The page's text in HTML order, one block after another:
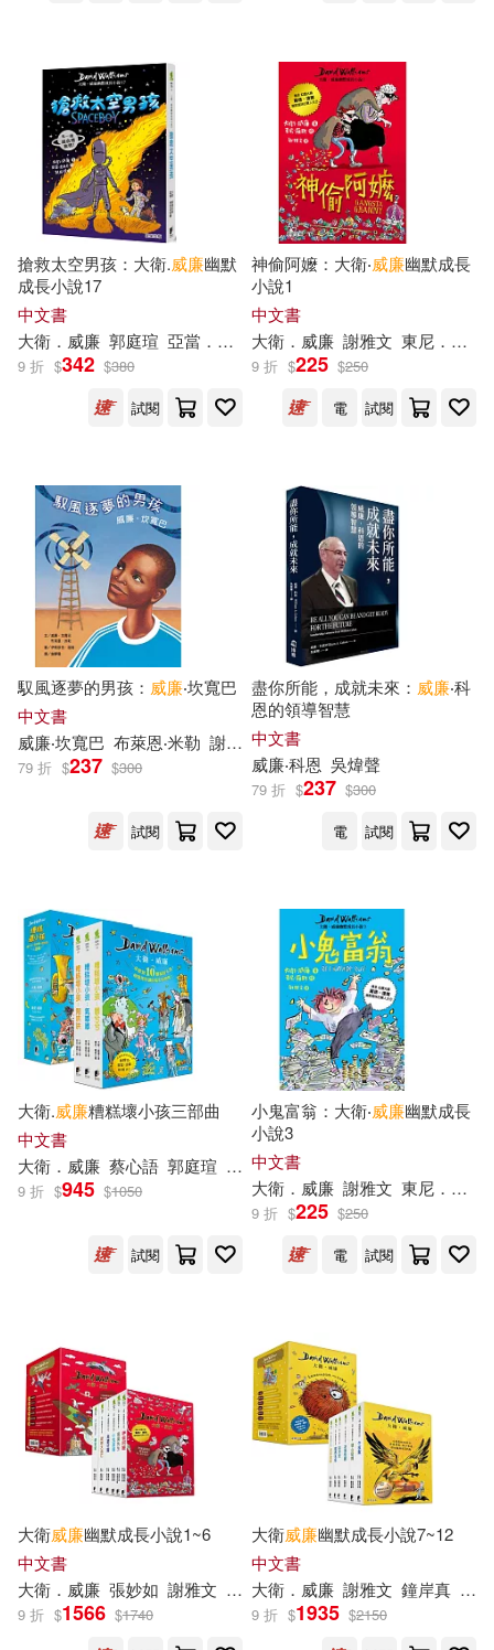
田畑由秋(14) 秋桜ヒロロ(14)
衛生專業技術資格考試研究專家組
衛生福利部疾病管制署(14)
鄧濤(14) （俄）克雷洛夫(14)
（美）貝蒂·史密斯(14)
（英）查爾斯·辛格，E.J.霍姆亞
德，A.R.霍爾，特雷弗·I.威廉斯
（主編）(14)
ENJOY美術創意編輯部(13)
Tony Ross (ILT)(13)
賴世雄(13)
赫伯特．喬治．威爾斯(13)
（奧）斯蒂芬·茨威格(13)
（德）赫爾曼·黑塞(13)
（美）彼得·德魯克(13)
（美）洛克菲勒(13)
（英國）威廉·薩默塞特·毛姆(13)
（英）柯南·道爾(13)
MACプラス(12)
上海交通大學出版社(68)
venus(67) 南海出版公司(67)
四川大學出版社(67)
新世界出版社(67)
ホビーストック(66)
北方婦女兒童出版社(66)
采實文化(66)
湖北教育出版社(65)
Capriccio(64)
中國政法大學出版社(64)
上海社會科學院出版社(63)
中國法制出版社(63)
中國畫報出版社(63)
長江文藝出版社(63)
光田(62)
Membran(61) 大牌出版(61)
中國建築工業出版社(60)
中國青年出版社(59)
晨光出版社(59)
浙江少年兒童出版社(59)
搶救太空男孩：大衛.威廉幽默
成長小說17
中文書
大衛． 威廉 郭庭瑄 亞當．史托瓦
9 折 $342 $380
試閱
神偷阿嬤：大衛‧威廉幽默成長
小說1
中文書
大衛． 威廉 謝雅文 東尼．羅斯
9 折 $225 $250
電
試閱
馭風逐夢的男孩： 威廉‧坎寬巴
中文書
威廉‧坎寬巴 布萊恩‧米勒 謝靜雯 伊莉莎白‧祖能（Elizabeth
79 折 $237 $300
試閱
盡你所能，成就未來： 威廉‧科
恩的領導智慧
中文書
威廉‧科恩 吳煒聲
79 折 $237 $300
電
試閱
大衛.威廉糟糕壞小孩三部曲
中文書
大衛． 威廉 蔡心語 郭庭瑄 東尼．羅斯
9 折 $945 $1050
試閱
小鬼富翁：大衛‧威廉幽默成長
小說3
中文書
大衛． 威廉 謝雅文 東尼．羅斯
9 折 $225 $250
電
試閱
大衛威廉幽默成長小說1~6
中文書
大衛． 威廉 張妙如 謝雅文 鍾岸真 昆丁．布雷克 東尼．羅斯
9 折 $1566 $1740
大衛威廉幽默成長小說7~12
中文書
大衛． 威廉 謝雅文 鐘岸真 高
9 折 $1935 $2150